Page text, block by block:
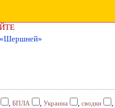
, БПЛА , Украина , сводки ,